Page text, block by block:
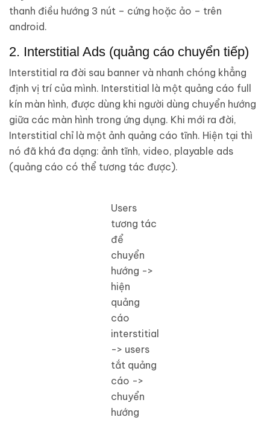
thanh điều hướng 3 nút – cứng hoặc ảo – trên
android.
2. Interstitial Ads (quảng cáo chuyển tiếp)
Interstitial ra đời sau banner và nhanh chóng khẳng
định vị trí của mình. Interstitial là một quảng cáo full
kín màn hình, được dùng khi người dùng chuyển hướng
giữa các màn hình trong ứng dụng. Khi mới ra đời,
Interstitial chỉ là một ảnh quảng cáo tĩnh. Hiện tại thì
nó đã khá đa dạng: ảnh tĩnh, video, playable ads
(quảng cáo có thể tương tác được).
Users
tương tác
để
chuyển
hướng ->
hiện
quảng
cáo
interstitial
-> users
tắt quảng
cáo ->
chuyển
hướng